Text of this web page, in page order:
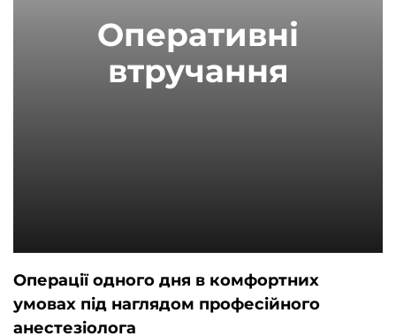
Оперативні
втручання
Операції одного дня в комфортних
умовах під наглядом професійного
анестезіолога